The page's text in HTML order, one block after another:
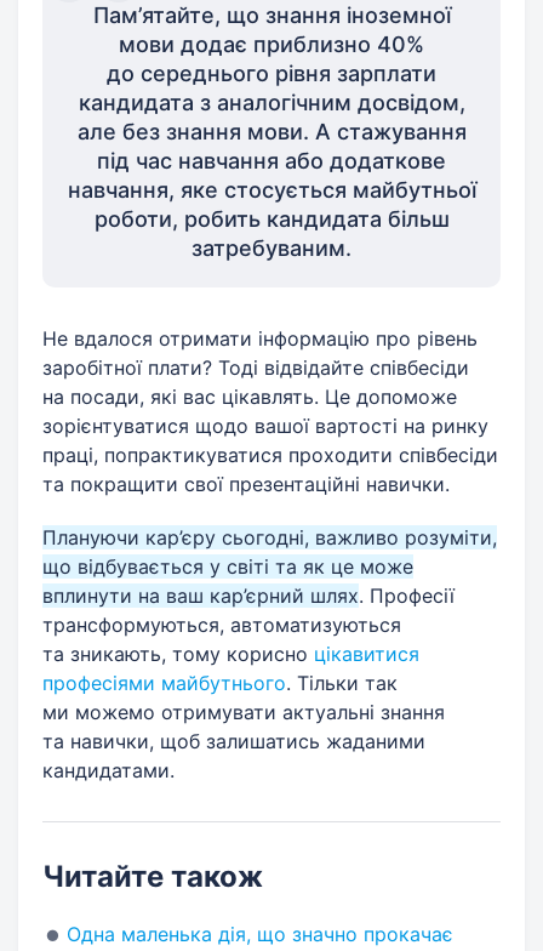
Пам’ятайте, що знання іноземної
мови додає приблизно 40%
до середнього рівня зарплати
кандидата з аналогічним досвідом,
але без знання мови. А стажування
під час навчання або додаткове
навчання, яке стосується майбутньої
роботи, робить кандидата більш
затребуваним.
Не вдалося отримати інформацію про рівень
заробітної плати? Тоді відвідайте співбесіди
на посади, які вас цікавлять. Це допоможе
зорієнтуватися щодо вашої вартості на ринку
праці, попрактикуватися проходити співбесіди
та покращити свої презентаційні навички.
Плануючи кар’єру сьогодні, важливо розуміти,
що відбувається у світі та як це може
вплинути на ваш кар’єрний шлях. Професії
трансформуються, автоматизуються
та зникають, тому корисно цікавитися
професіями майбутнього. Тільки так
ми можемо отримувати актуальні знання
та навички, щоб залишатись жаданими
кандидатами.
Читайте також
Одна маленька дія, що значно прокачає